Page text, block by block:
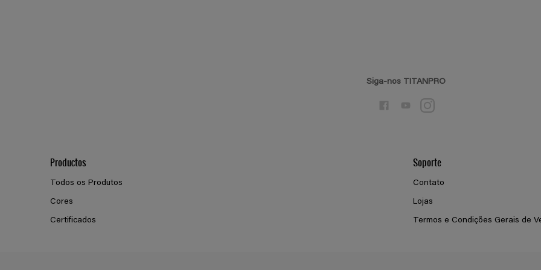
Siga-nos TITANPRO
Productos
Todos os Produtos
Cores
Certificados
Soporte
Contato
Lojas
Termos e Condições Gerais de